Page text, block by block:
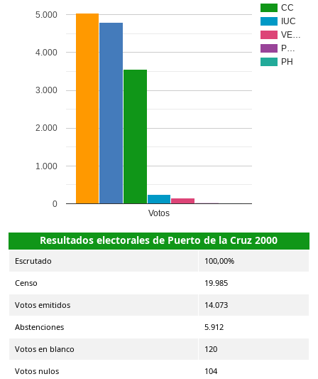
CC
IUC
VE…
P…
PH
Votos
0
1.000
2.000
3.000
4.000
5.000
Resultados electorales de Puerto de la Cruz 2000
Escrutado 100,00%
Censo 19.985
Votos emitidos 14.073
Abstenciones 5.912
Votos en blanco 120
Votos nulos 104